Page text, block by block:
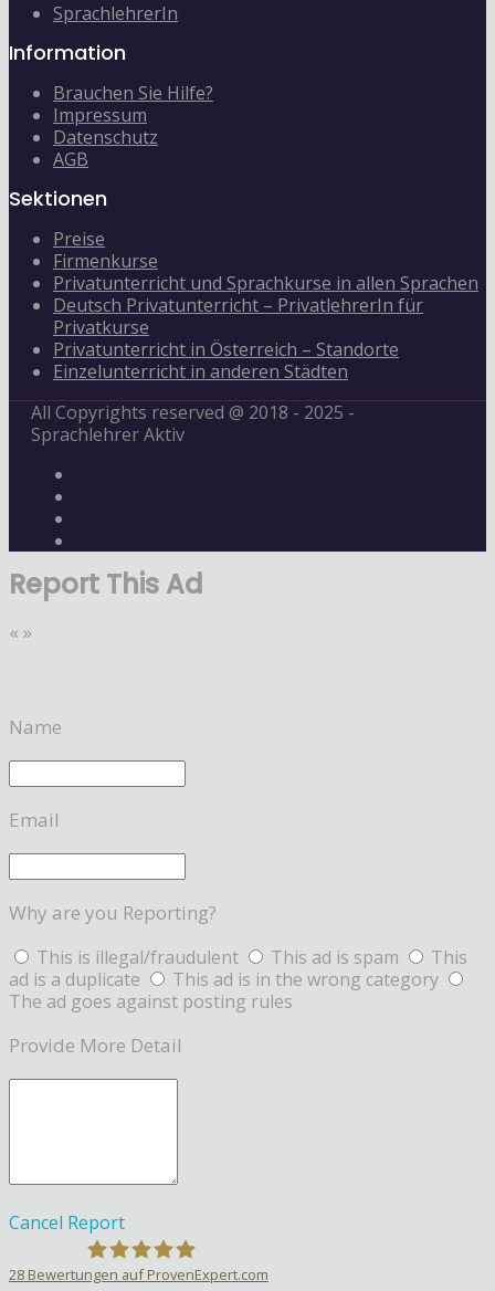
SprachlehrerIn
Information
Brauchen Sie Hilfe?
Impressum
Datenschutz
AGB
Sektionen
Preise
Firmenkurse
Privatunterricht und Sprachkurse in allen Sprachen
Deutsch Privatunterricht – PrivatlehrerIn für
Privatkurse
Privatunterricht in Österreich – Standorte
Einzelunterricht in anderen Städten
All Copyrights reserved @ 2018 - 2025 -
Sprachlehrer Aktiv
Report This Ad
« »
Name
Email
Why are you Reporting?
This is illegal/fraudulent This ad is spam
This
ad is a duplicate
This ad is in the wrong category
The ad goes against posting rules
Provide More Detail
Cancel Report
28 Bewertungen auf ProvenExpert.com